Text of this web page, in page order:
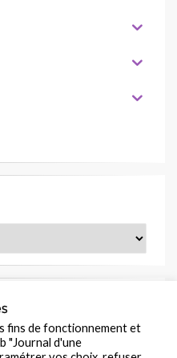
livre(s) sur :
fins de fonctionnement et
"Journal d'une